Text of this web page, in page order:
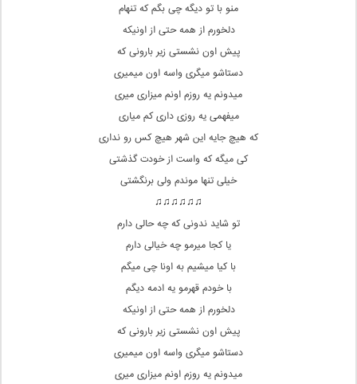
منو با تو دیگه چی بگم که تنهام
دلخورم از همه حتی از اونیکه
پیش اون نشستی زیر بارونی که
دستاشو میگری واسه اون میمیری
میدونم یه روزم اونم میزاری میری
میفهمی یه روزی داری کم میاری
که هیچ جایه این شهر هیچ کس رو نداری
کی میگه که واست از خودت گذشتی
خیلی تنها موندم ولی برنگشتی
♫♫♫♫♫♫
تو شاید ندونی که چه حالی دارم
یا کجا میرمو چه خیالی دارم
با کیا میشیم به اونا چی میگم
با خودم قهرمو یه ادمه دیگم
دلخورم از همه حتی از اونیکه
پیش اون نشستی زیر بارونی که
دستاشو میگری واسه اون میمیری
میدونم یه روزم اونم میزاری میری